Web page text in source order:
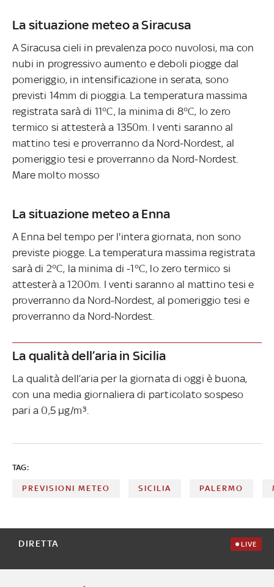
La situazione meteo a Siracusa
A Siracusa cieli in prevalenza poco nuvolosi, ma con
nubi in progressivo aumento e deboli piogge dal
pomeriggio, in intensificazione in serata, sono
previsti 14mm di pioggia. La temperatura massima
registrata sarà di 11°C, la minima di 8°C, lo zero
termico si attesterà a 1350m. I venti saranno al
mattino tesi e proverranno da Nord-Nordest, al
pomeriggio tesi e proverranno da Nord-Nordest.
Mare molto mosso
La situazione meteo a Enna
A Enna bel tempo per l'intera giornata, non sono
previste piogge. La temperatura massima registrata
sarà di 2°C, la minima di -1°C, lo zero termico si
attesterà a 1200m. I venti saranno al mattino tesi e
proverranno da Nord-Nordest, al pomeriggio tesi e
proverranno da Nord-Nordest.
La qualità dell’aria in Sicilia
La qualità dell’aria per la giornata di oggi è buona,
con una media giornaliera di particolato sospeso
pari a 0,5 µg/m³.
TAG:
PREVISIONI METEO SICILIA PALERMO
DIRETTA LIVE